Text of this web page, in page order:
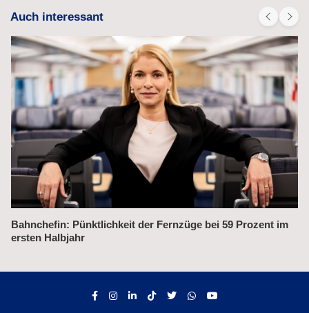
Auch interessant
Alex fährt bis 2031 weiter auf der Strecke München–Prag